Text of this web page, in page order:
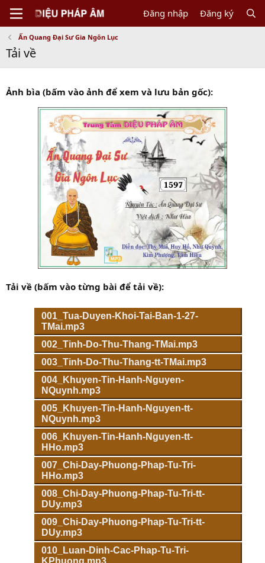
Đăng nhập Đăng ký
Ấn Quang Đại Sư Gia Ngôn Lục
Tải về
Ảnh bìa (bấm vào ảnh để xem và lưu bản gốc):
Tải về (bấm vào từng bài để tải về):